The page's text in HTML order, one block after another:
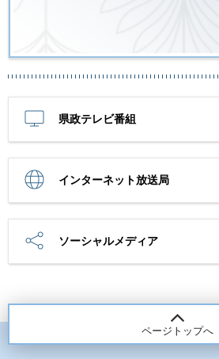
県政テレビ番組
インターネット放送局
ソーシャルメディア
ページトップへ